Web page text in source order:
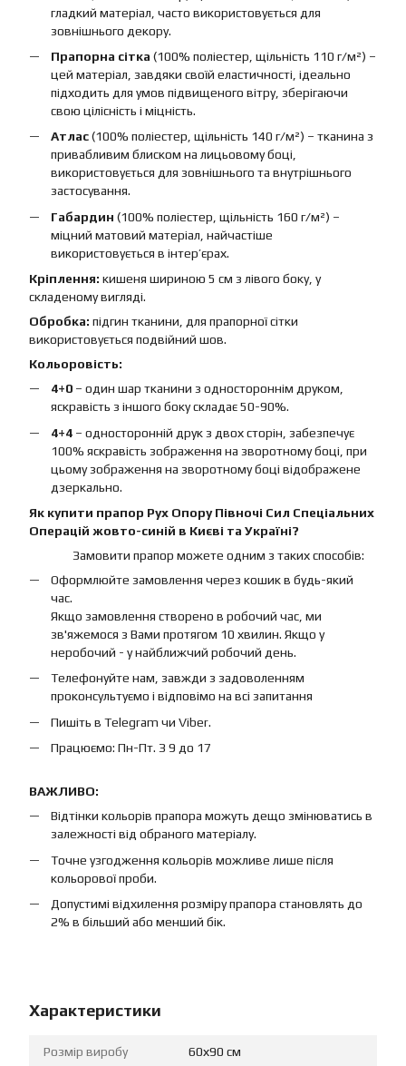
гладкий матеріал, часто використовується для
зовнішнього декору.
Прапорна сітка (100% поліестер, щільність 110 г/м²) –
цей матеріал, завдяки своїй еластичності, ідеально
підходить для умов підвищеного вітру, зберігаючи
свою цілісність і міцність.
Атлас(100% поліестер, щільність 140 г/м²) – тканина з
привабливим блиском на лицьовому боці,
використовується для зовнішнього та внутрішнього
застосування.
Габардин (100% поліестер, щільність 160 г/м²) –
міцний матовий матеріал, найчастіше
використовується в інтер’єрах.
Кріплення: кишеня шириною 5 см з лівого боку, у
складеному вигляді.
Обробка: підгин тканини, для прапорної сітки
використовується подвійний шов.
Кольоровість:
4+0 – один шар тканини з одностороннім друком,
яскравість з іншого боку складає 50-90%.
4+4 – односторонній друк з двох сторін, забезпечує
100% яскравість зображення на зворотному боці, при
цьому зображення на зворотному боці відображене
дзеркально.
Як купити прапор Рух Опору Півночі Сил Спеціальних
Операцій жовто-синій в Києві та Україні?
Замовити прапор можете одним з таких способів:
Оформлюйте замовлення через кошик в будь-який
час.
Якщо замовлення створено в робочий час, ми
зв'яжемося з Вами протягом 10 хвилин. Якщо у
неробочий - у найближчий робочий день.
Телефонуйте нам, завжди з задоволенням
проконсультуємо і відповімо на всі запитання
Пишіть в Telegram чи Viber.
Працюємо: Пн-Пт. З 9 до 17
ВАЖЛИВО:
Відтінки кольорів прапора можуть дещо змінюватись в
залежності від обраного матеріалу.
Точне узгодження кольорів можливе лише після
кольорової проби.
Допустимі відхилення розміру прапора становлять до
2% в більший або менший бік.
Характеристики
Розмір виробу 60х90 см